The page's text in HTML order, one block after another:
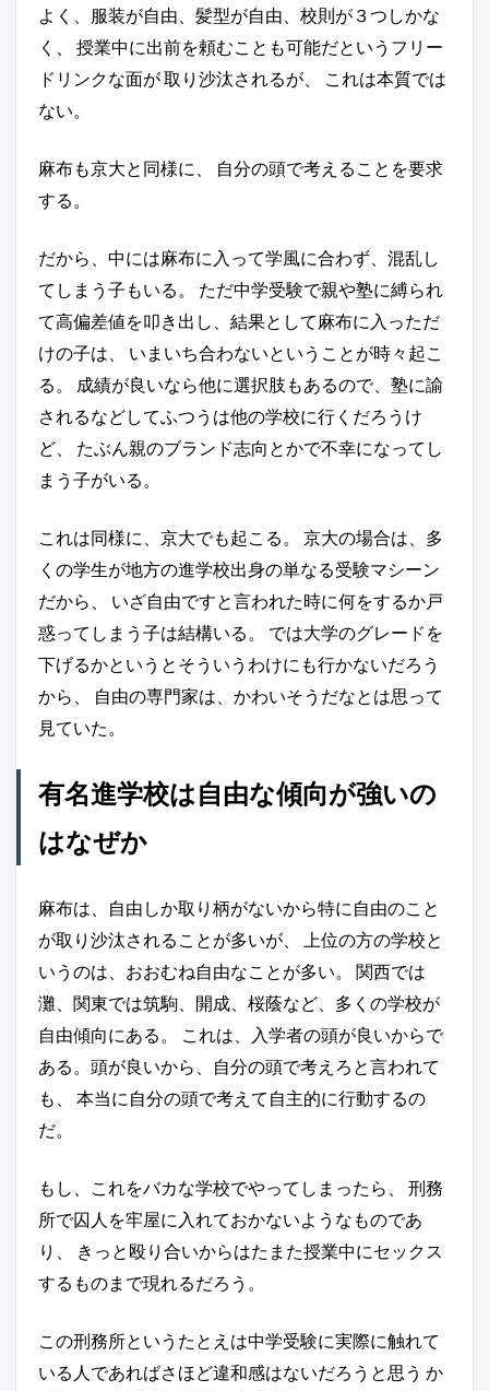
よく、服装が自由、髪型が自由、校則が３つしかな
く、 授業中に出前を頼むことも可能だというフリー
ドリンクな面が 取り沙汰されるが、 これは本質では
ない。
麻布も京大と同様に、 自分の頭で考えることを要求
する。
だから、中には麻布に入って学風に合わず、混乱し
てしまう子もいる。 ただ中学受験で親や塾に縛られ
て高偏差値を叩き出し、結果として麻布に入っただ
けの子は、 いまいち合わないということが時々起こ
る。 成績が良いなら他に選択肢もあるので、塾に諭
されるなどしてふつうは他の学校に行くだろうけ
ど、 たぶん親のブランド志向とかで不幸になってし
まう子がいる。
これは同様に、京大でも起こる。 京大の場合は、多
くの学生が地方の進学校出身の単なる受験マシーン
だから、 いざ自由ですと言われた時に何をするか戸
惑ってしまう子は結構いる。 では大学のグレードを
下げるかというとそういうわけにも行かないだろう
から、 自由の専門家は、かわいそうだなとは思って
見ていた。
有名進学校は自由な傾向が強いの
はなぜか
麻布は、自由しか取り柄がないから特に自由のこと
が取り沙汰されることが多いが、 上位の方の学校と
いうのは、おおむね自由なことが多い。 関西では
灘、関東では筑駒、開成、桜蔭など、多くの学校が
自由傾向にある。 これは、入学者の頭が良いからで
ある。頭が良いから、自分の頭で考えろと言われて
も、 本当に自分の頭で考えて自主的に行動するの
だ。
もし、これをバカな学校でやってしまったら、 刑務
所で囚人を牢屋に入れておかないようなものであ
り、 きっと殴り合いからはたまた授業中にセックス
するものまで現れるだろう。
この刑務所というたとえは中学受験に実際に触れて
いる人であればさほど違和感はないだろうと思う か